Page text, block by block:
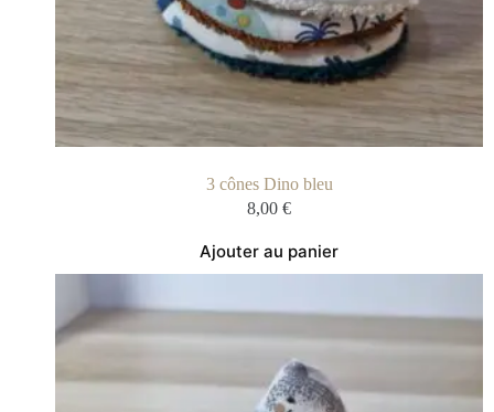
3 cônes Dino bleu
8,00 €
Ajouter au panier